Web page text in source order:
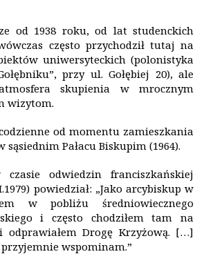
od 1938 roku, od lat studenckich
często przychodził tutaj na
uniwersyteckich (polonistyka
przy ul. Gołębiej 20), ale
skupienia w mrocznym
wizytom.
od momentu zamieszkania
sąsiednim Pałacu Biskupim (1964).
odwiedzin franciszkańskiej
powiedział: „Jako arcybiskup w
w pobliżu średniowiecznego
i często chodziłem tam na
Drogę Krzyżową. […]
wspominam.”